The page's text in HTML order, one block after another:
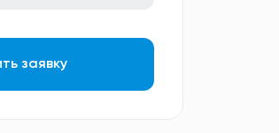
заявку